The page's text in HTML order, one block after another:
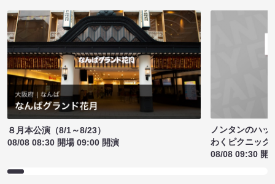
８月本公演（8/1～8/23）
08/08 08:30 開場 09:00 開演
ノンタンのハッ
わくピクニック
08/08 09:30 開